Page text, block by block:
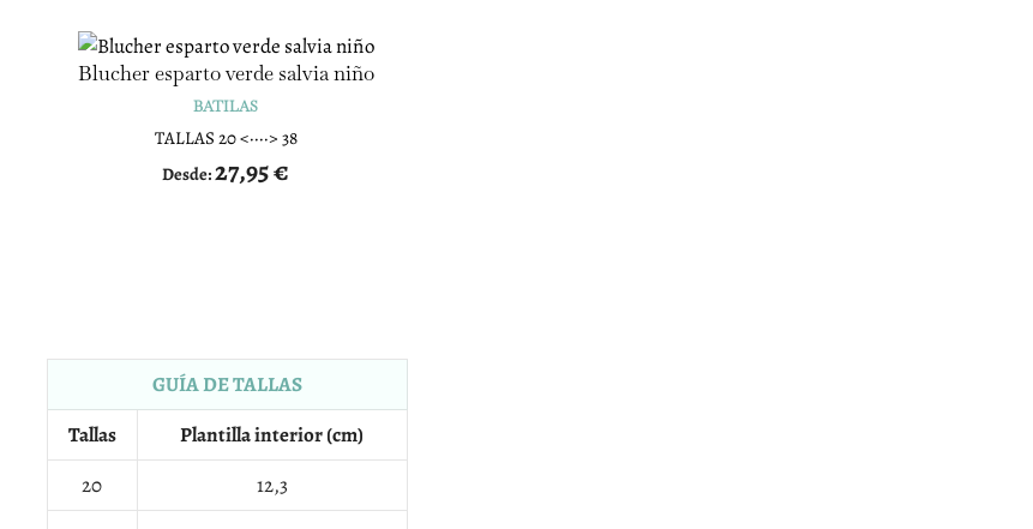
Blucher esparto verde salvia niño
BATILAS
TALLAS 20 <····> 38
Desde:27,95€
GUÍA DE TALLAS
Tallas
Plantilla interior (cm)
20
12,3